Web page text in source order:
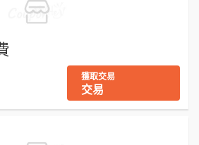
獲取交易
交易